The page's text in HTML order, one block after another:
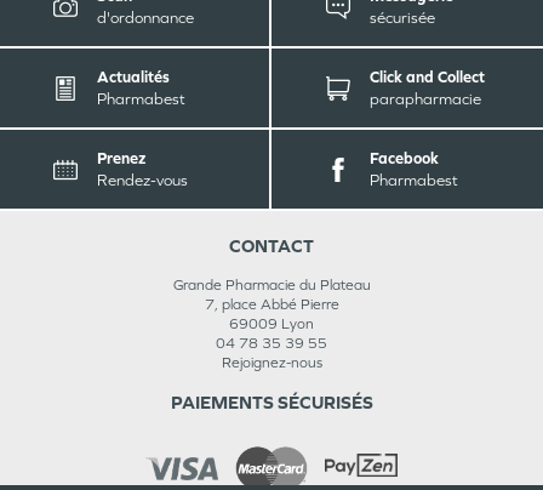
d'ordonnance
sécurisée
Actualités
Pharmabest
Click and Collect
parapharmacie
Prenez
Rendez-vous
Facebook
Pharmabest
CONTACT
Grande Pharmacie du Plateau
7, place Abbé Pierre
69009 Lyon
04 78 35 39 55
Rejoignez-nous
PAIEMENTS SÉCURISÉS